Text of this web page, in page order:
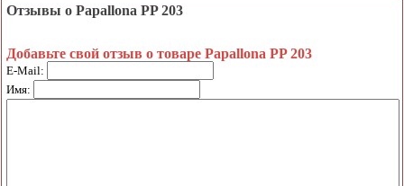
Отзывы о Papallona PP 203
Добавьте свой отзыв о товаре Papallona PP 203
E-Mail:
Имя: